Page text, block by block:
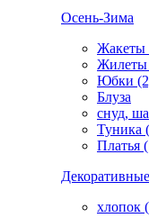
Осень-Зима
Жакеты
Жилеты
Юбки
Блуза
снуд,
Туника
Платья
хлопок